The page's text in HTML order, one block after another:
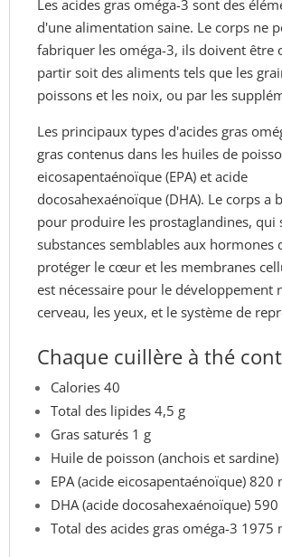
Les acides gras oméga-3 sont des
d'une alimentation saine. Le corps ne
fabriquer les oméga-3, ils doivent être
partir soit des aliments tels que les
poissons et les noix, ou par les
Les principaux types d'acides gras
gras contenus dans les huiles de
eicosapentaénoïque (EPA) et acide
docosahexaénoïque (DHA). Le corps a
pour produire les prostaglandines, qui
substances semblables aux hormones
protéger le cœur et les membranes
est nécessaire pour le développement
cerveau, les yeux, et le système de
Chaque cuillère à thé
Calories 40
Total des lipides 4,5 g
Gras saturés 1 g
Huile de poisson (anchois et
EPA (acide eicosapentaénoïque) 820
DHA (acide docosahexaénoïque)
Total des acides gras oméga-3 1975